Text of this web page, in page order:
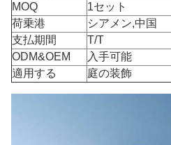
MOQ
1セット
荷乗港
シアメン,中国
支払期間
T/T
ODM&OEM
入手可能
適用する
庭の装飾